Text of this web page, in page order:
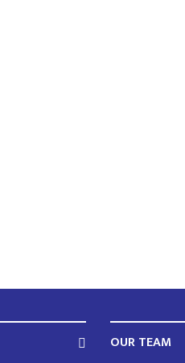
OUR TEAM